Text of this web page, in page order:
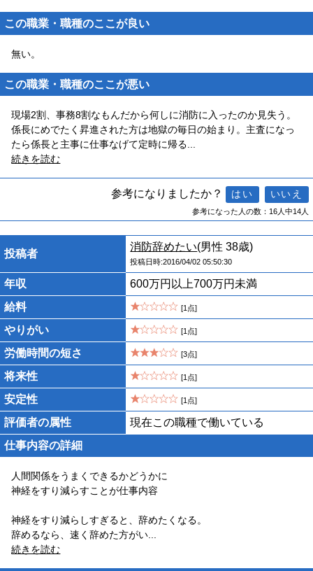
この職業・職種のここが良い
無い。
この職業・職種のここが悪い
現場2割、事務8割なもんだから何しに消防に入ったのか見失う。
係長にめでたく昇進された方は地獄の毎日の始まり。主査になっ
たら係長と主事に仕事なげて定時に帰る
続きを読む
参考になりましたか？
参考になった人の数：16人中14人
投稿者
消防辞めたい(男性 38歳)
投稿日時:2016/04/02 05:50:30
年収
600万円以上700万円未満
給料
[1点]
やりがい [1点]
労働時間の短さ [3点]
将来性 [1点]
安定性 [1点]
評価者の属性
現在この職種で働いている
仕事内容の詳細
人間関係をうまくできるかどうかに
神経をすり減らすことが仕事内容
神経をすり減らしすぎると、辞めたくなる。
辞めるなら、速く辞めた方がい
続きを読む